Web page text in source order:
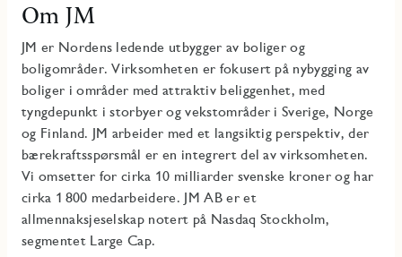
Om JM
JM er Nordens ledende utbygger av boliger og
boligområder. Virksomheten er fokusert på nybygging av
boliger i områder med attraktiv beliggenhet, med
tyngdepunkt i storbyer og vekstområder i Sverige, Norge
og Finland. JM arbeider med et langsiktig perspektiv, der
bærekraftsspørsmål er en integrert del av virksomheten.
Vi omsetter for cirka 10 milliarder svenske kroner og har
cirka 1 800 medarbeidere. JM AB er et
allmennaksjeselskap notert på Nasdaq Stockholm,
segmentet Large Cap.